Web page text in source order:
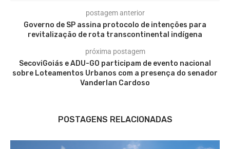
postagem anterior
Governo de SP assina protocolo de intenções para
revitalização de rota transcontinental indígena
próxima postagem
SecoviGoiás e ADU-GO participam de evento nacional
sobre Loteamentos Urbanos com a presença do senador
Vanderlan Cardoso
POSTAGENS RELACIONADAS